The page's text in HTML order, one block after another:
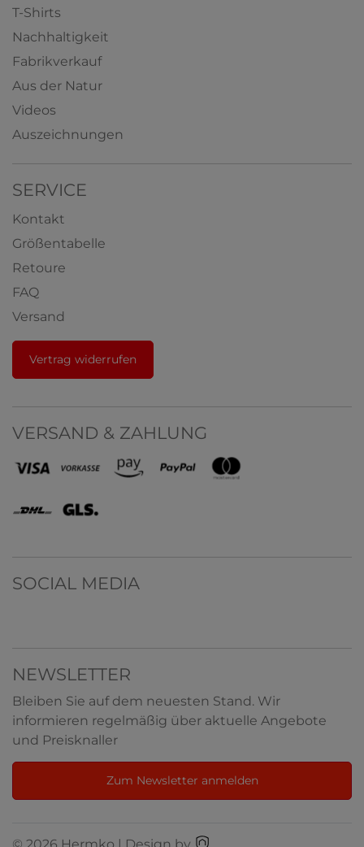
T-Shirts
Nachhaltigkeit
Fabrikverkauf
Aus der Natur
Videos
Auszeichnungen
SERVICE
Kontakt
Größentabelle
Retoure
FAQ
Versand
Vertrag widerrufen
VERSAND & ZAHLUNG
SOCIAL MEDIA
NEWSLETTER
Bleiben Sie auf dem neuesten Stand. Wir
informieren regelmäßig über aktuelle Angebote
und Preisknaller
Zum Newsletter anmelden
© 2026 Hermko | Design by